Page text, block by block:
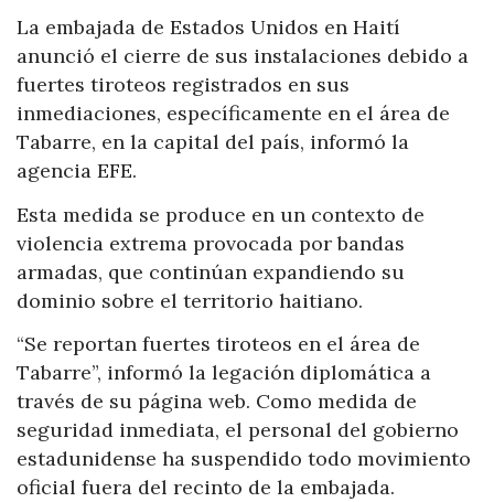
La embajada de Estados Unidos en Haití
anunció el cierre de sus instalaciones debido a
fuertes tiroteos registrados en sus
inmediaciones, específicamente en el área de
Tabarre, en la capital del país, informó la
agencia EFE.
Esta medida se produce en un contexto de
violencia extrema provocada por bandas
armadas, que continúan expandiendo su
dominio sobre el territorio haitiano.
“Se reportan fuertes tiroteos en el área de
Tabarre”, informó la legación diplomática a
través de su página web. Como medida de
seguridad inmediata, el personal del gobierno
estadunidense ha suspendido todo movimiento
oficial fuera del recinto de la embajada.